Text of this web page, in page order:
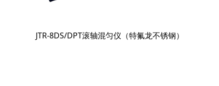
JTR-8DS/DPT滚轴混匀仪（特氟龙不锈钢）